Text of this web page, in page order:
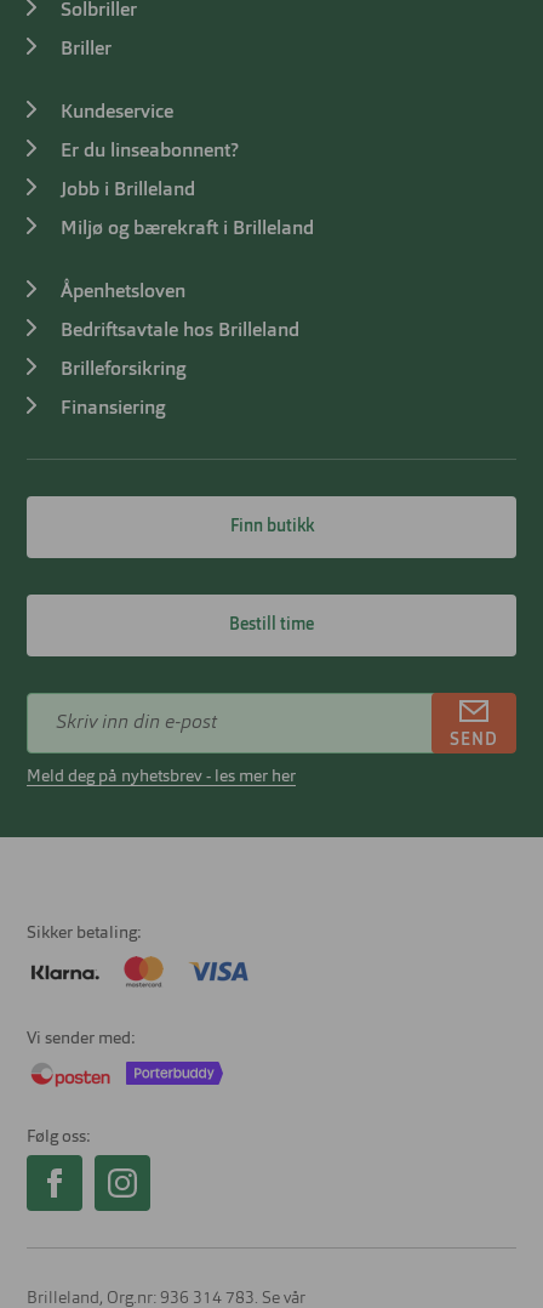
Solbriller
Briller
Kundeservice
Er du linseabonnent?
Jobb i Brilleland
Miljø og bærekraft i Brilleland
Åpenhetsloven
Bedriftsavtale hos Brilleland
Brilleforsikring
Finansiering
Finn butikk
Bestill time
SEND
Meld deg på nyhetsbrev - les mer her
Sikker betaling
Vi sender med
Følg oss
Brilleland, Org.nr: 936 314 783. Se vår